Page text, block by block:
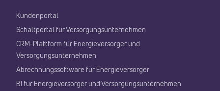
Kundenportal
Schaltportal für Versorgungsunternehmen
CRM-Plattform für Energieversorger und
Versorgungsunternehmen
Abrechnungssoftware für Energieversorger
BI für Energieversorger und Versorgungsunternehmen